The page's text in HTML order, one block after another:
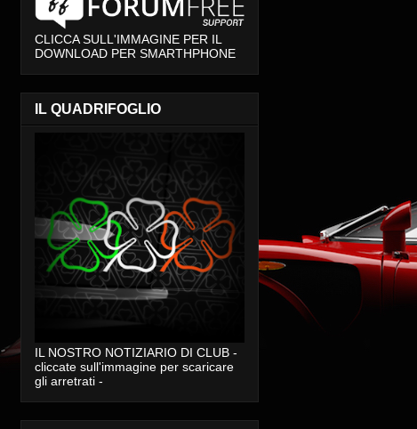
CLICCA SULL'IMMAGINE PER IL
DOWNLOAD PER SMARTHPHONE
IL QUADRIFOGLIO
IL NOSTRO NOTIZIARIO DI CLUB -
cliccate sull'immagine per scaricare
gli arretrati -